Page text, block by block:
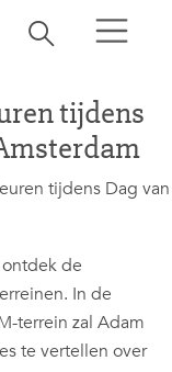
Zoekbalk
zoeken
tijdens
tijdens Dag van
de
In de
terrein zal Adam
te vertellen over